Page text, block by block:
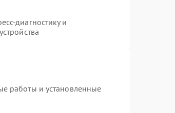
диагностику и
работы и установленные